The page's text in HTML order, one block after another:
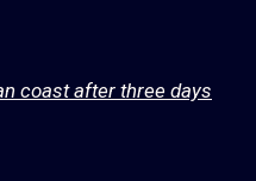
coast after three days